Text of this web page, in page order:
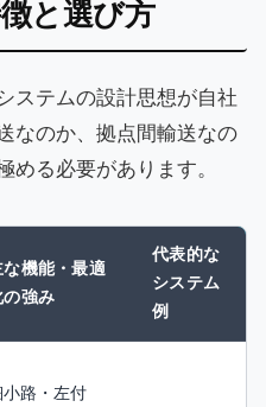
と選び方
ステムの設計思想が自社
なのか、拠点間輸送なの
める必要があります。
な機能・最適
の強み
代表的な
システム
例
小路・左付